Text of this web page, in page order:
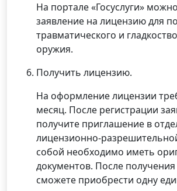
На портале «Госуслуги»
заявление на лицензию для
травматического и
оружия.
Получить лицензию.
На оформление лицензии
месяц. После регистрации
получите приглашение в
лицензионно-
собой необходимо иметь
документов. После
сможете приобрести одну